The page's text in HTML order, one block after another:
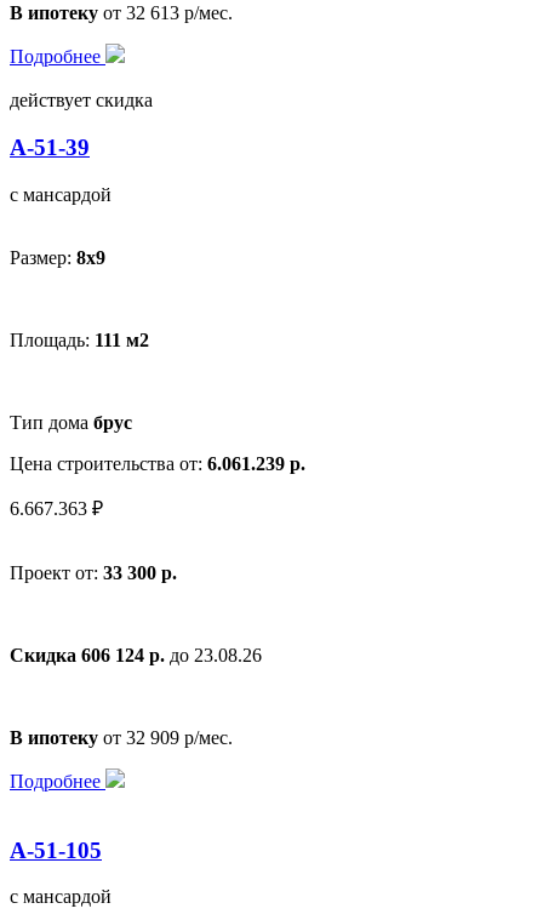
В ипотеку от 32 613 р/мес.
Подробнее
действует скидка
А-51-39
с мансардой
Размер: 8х9
Площадь: 111 м2
Тип дома брус
Цена строительства от: 6.061.239 р.
6.667.363 ₽
Проект от: 33 300 р.
Скидка 606 124 р. до 23.08.26
В ипотеку от 32 909 р/мес.
Подробнее
А-51-105
с мансардой